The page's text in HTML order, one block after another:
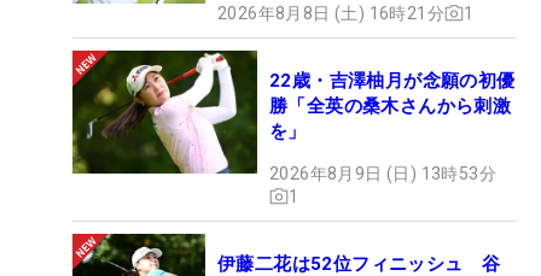
2026年8月8日 (土) 16時21分 1
22歳・吉澤柚月が念願の初優
勝「全英の桑木さんから刺激
を」
2026年8月9日 (日) 13時53分
1
伊藤二花は52位フィニッシュ 谷